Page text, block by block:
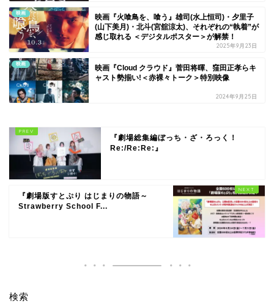
映画
映画『火喰鳥を、喰う』雄司(水上恒司)・夕里子
(山下美月)・北斗(宮舘涼太)、それぞれの“執着”が
感じ取れる ＜デジタルポスター＞が解禁！
2025年9月23日
映画
映画『Cloud クラウド』菅田将暉、窪田正孝らキ
ャスト勢揃い!＜赤裸々トーク＞特別映像
2024年9月25日
『劇場総集編ぼっち・ざ・ろっく！
Re:/Re:Re:』
『劇場版すとぷり はじまりの物語～
Strawberry School F...
検索